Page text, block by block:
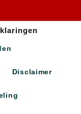
Disclaimer